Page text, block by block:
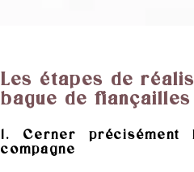
Les étapes de
bague de fiançailles
1. Cerner
compagne